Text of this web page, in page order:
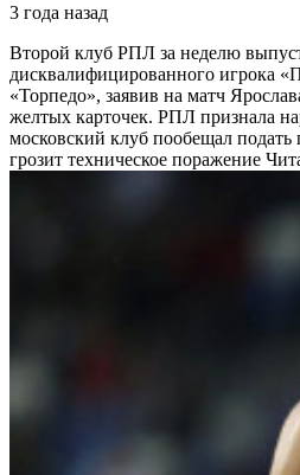
3 года назад
Второй клуб РПЛ за неделю
дисквалифицированного игрока
«Торпедо», заявив на матч
желтых карточек. РПЛ признала
московский клуб пообещал подать
грозит техническое поражение